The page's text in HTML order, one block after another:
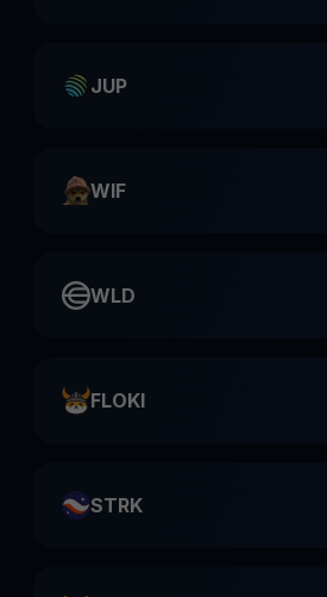
JUP
WIF
WLD
FLOKI
STRK